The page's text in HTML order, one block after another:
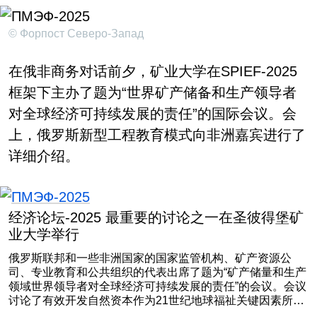
© Форпост Северо-Запад
在俄非商务对话前夕，矿业大学在SPIEF-2025
框架下主办了题为“世界矿产储备和生产领导者
对全球经济可持续发展的责任”的国际会议。会
上，俄罗斯新型工程教育模式向非洲嘉宾进行了
详细介绍。
经济论坛-2025 最重要的讨论之一在圣彼得堡矿
业大学举行
俄罗斯联邦和一些非洲国家的国家监管机构、矿产资源公
司、专业教育和公共组织的代表出席了题为“矿产储量和生产
领域世界领导者对全球经济可持续发展的责任”的会议。会议
讨论了有效开发自然资本作为21世纪地球福祉关键因素所发